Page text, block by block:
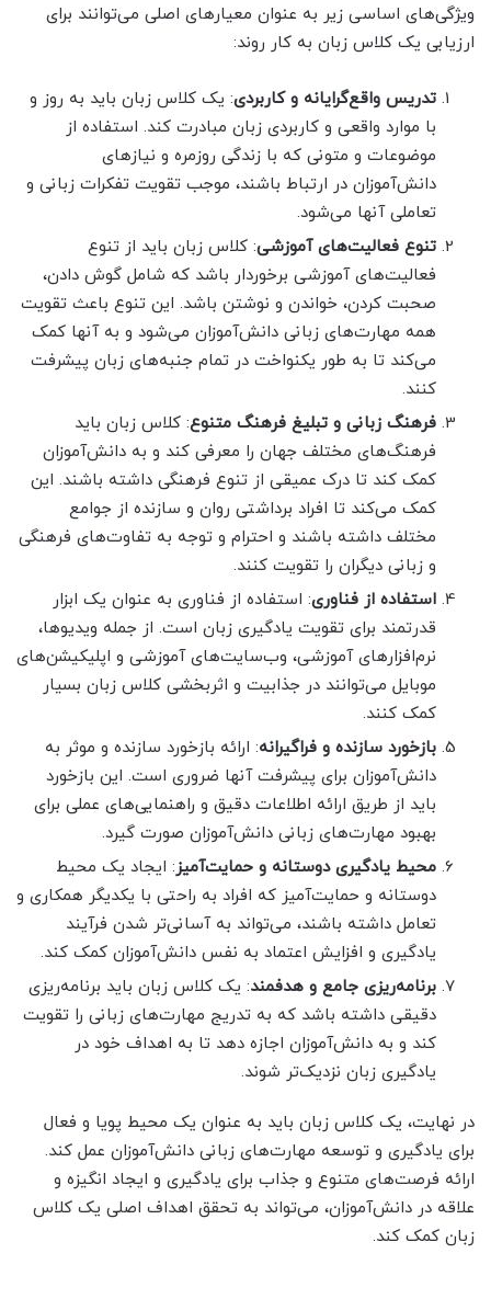
ویژگی‌های اساسی زیر به عنوان معیارهای اصلی می‌توانند برای
ارزیابی یک کلاس زبان به کار روند:
تدریس واقع‌گرایانه و کاربردی: یک کلاس زبان باید به روز و
با موارد واقعی و کاربردی زبان مبادرت کند. استفاده از
موضوعات و متونی که با زندگی روزمره و نیازهای
دانش‌آموزان در ارتباط باشند، موجب تقویت تفکرات زبانی و
تعاملی آنها می‌شود.
تنوع فعالیت‌های آموزشی: کلاس زبان باید از تنوع
فعالیت‌های آموزشی برخوردار باشد که شامل گوش دادن،
صحبت کردن، خواندن و نوشتن باشد. این تنوع باعث تقویت
همه مهارت‌های زبانی دانش‌آموزان می‌شود و به آنها کمک
می‌کند تا به طور یکنواخت در تمام جنبه‌های زبان پیشرفت
کنند.
فرهنگ زبانی و تبلیغ فرهنگ متنوع: کلاس زبان باید
فرهنگ‌های مختلف جهان را معرفی کند و به دانش‌آموزان
کمک کند تا درک عمیقی از تنوع فرهنگی داشته باشند. این
کمک می‌کند تا افراد برداشتی روان و سازنده از جوامع
مختلف داشته باشند و احترام و توجه به تفاوت‌های فرهنگی
و زبانی دیگران را تقویت کنند.
استفاده از فناوری: استفاده از فناوری به عنوان یک ابزار
قدرتمند برای تقویت یادگیری زبان است. از جمله ویدیوها،
نرم‌افزارهای آموزشی، وب‌سایت‌های آموزشی و اپلیکیشن‌های
موبایل می‌توانند در جذابیت و اثربخشی کلاس زبان بسیار
کمک کنند.
بازخورد سازنده و فراگیرانه: ارائه بازخورد سازنده و موثر به
دانش‌آموزان برای پیشرفت آنها ضروری است. این بازخورد
باید از طریق ارائه اطلاعات دقیق و راهنمایی‌های عملی برای
بهبود مهارت‌های زبانی دانش‌آموزان صورت گیرد.
محیط یادگیری دوستانه و حمایت‌آمیز: ایجاد یک محیط
دوستانه و حمایت‌آمیز که افراد به راحتی با یکدیگر همکاری و
تعامل داشته باشند، می‌تواند به آسانی‌تر شدن فرآیند
یادگیری و افزایش اعتماد به نفس دانش‌آموزان کمک کند.
برنامه‌ریزی جامع و هدفمند: یک کلاس زبان باید برنامه‌ریزی
دقیقی داشته باشد که به تدریج مهارت‌های زبانی را تقویت
کند و به دانش‌آموزان اجازه دهد تا به اهداف خود در
یادگیری زبان نزدیک‌تر شوند.
در نهایت، یک کلاس زبان باید به عنوان یک محیط پویا و فعال
برای یادگیری و توسعه مهارت‌های زبانی دانش‌آموزان عمل کند.
ارائه فرصت‌های متنوع و جذاب برای یادگیری و ایجاد انگیزه و
علاقه در دانش‌آموزان، می‌تواند به تحقق اهداف اصلی یک کلاس
زبان کمک کند.